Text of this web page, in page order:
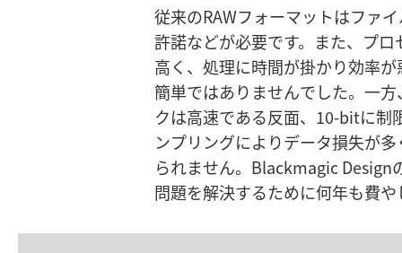
従来のRAWフォーマットはファ
許諾などが必要です。また、プ
高く、処理に時間が掛かり効率
簡単ではありませんでした。一
クは高速である反面、10-bitに制
ンプリングによりデータ損失が
られません。Blackmagic Design
問題を解決するために何年も費
クを作り出しました。このコー
理の一部がコンピューターの
した。その結果、エンコーディ
れたため、全く新しい高性能の
るはずです。Blackmagic RAWで
ト深度、ダイナミックレンジ、操
れたパフォーマンスが得られ、